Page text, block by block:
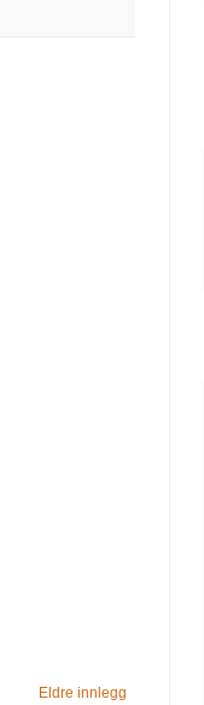
Eldre innlegg